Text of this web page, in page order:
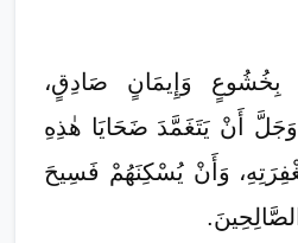
بِخُشُوعٍ وَإِيمَانٍ صَادِقٍ،
أَنْ يَتَغَمَّدَ ضَحَايَا هٰذِهِ
وَأَنْ يُسْكِنَهُمْ فَسِيحَ